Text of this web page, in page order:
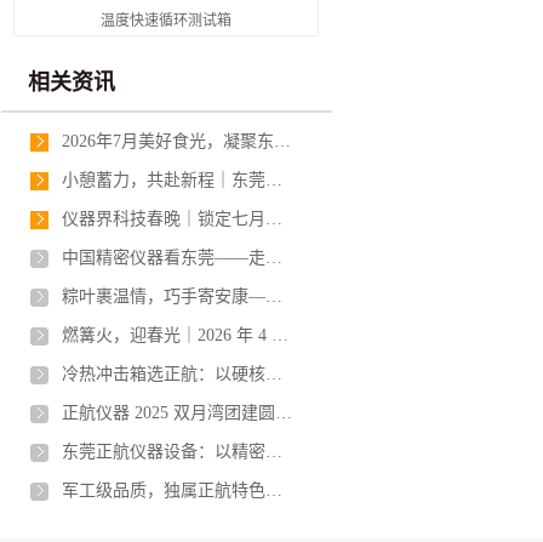
温度快速循环测试箱
相关资讯
2026年7月美好食光，凝聚东莞正航业务奋进力量
小憩蓄力，共赴新程｜东莞正航业务部2026年7月下午茶时光
仪器界科技春晚｜锁定七月正航，一站式可靠性测试解决方案提供商
中国精密仪器看东莞——走进东莞正航仪器设备有限公司
粽叶裹温情，巧手寄安康——2026年六月东莞正航仪器端午包粽
燃篝火，迎春光｜2026 年 4 月正航仪器销售天团打卡 S
冷热冲击箱选正航：以硬核技术与专业实力，破解检测难题
正航仪器 2025 双月湾团建圆满落幕，凝心聚力共启新程
东莞正航仪器设备：以精密技术重塑橡胶耐臭氧老化测试标准
军工级品质，独属正航特色：温湿度三综合试验箱铸就国防装备“试